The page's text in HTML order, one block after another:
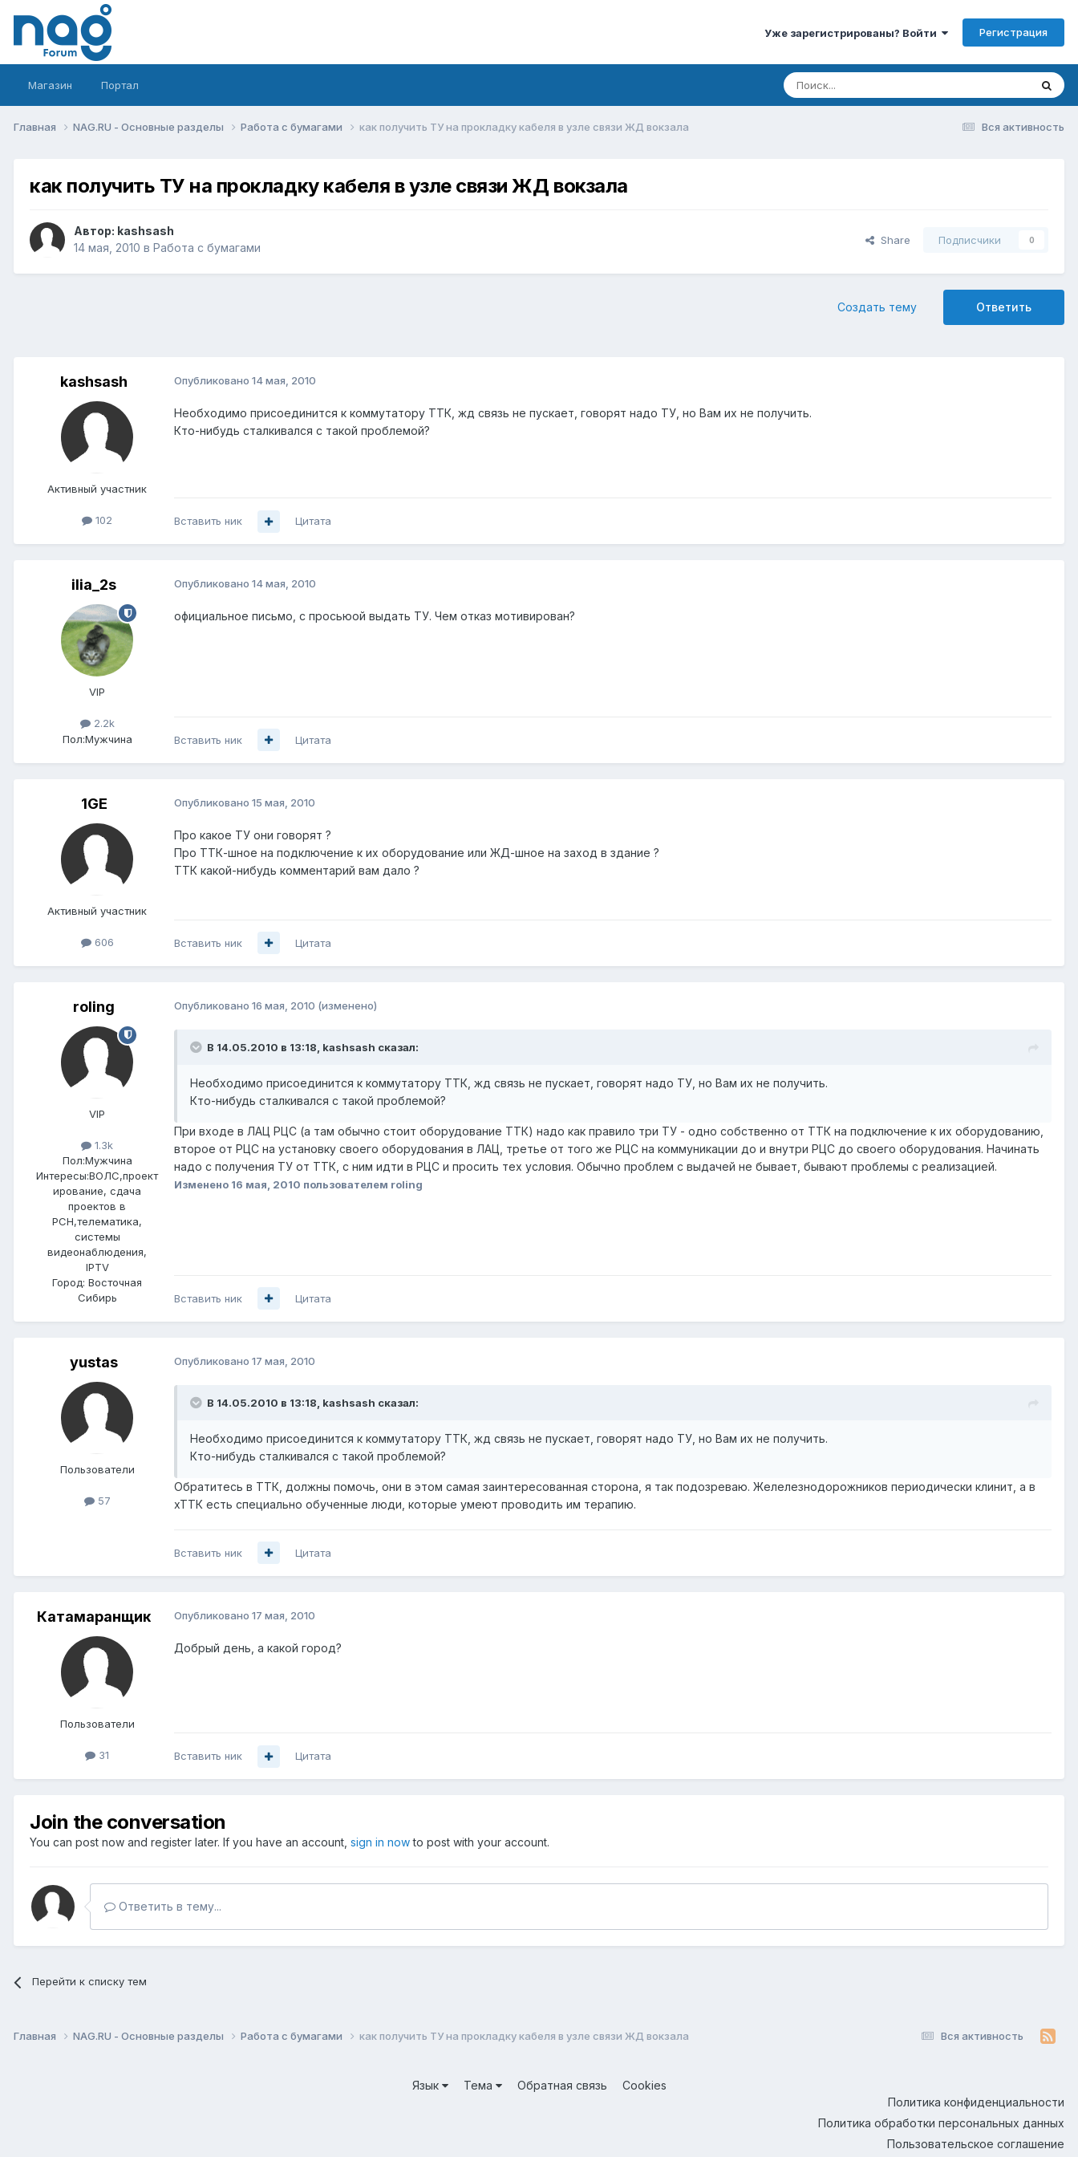
Уже зарегистрированы? Войти Регистрация
Магазин Портал
Вся активность
Главная NAG.RU - Основные разделы Работа с бумагами как получить ТУ на прокладку кабеля в узле связи ЖД вокзала
как получить ТУ на прокладку кабеля в узле связи ЖД вокзала
Автор: kashsash
14 мая, 2010 в Работа с бумагами
Share Подписчики 0
Ответить
Создать тему
kashsash
Активный участник
102
Опубликовано 14 мая, 2010
Необходимо присоединится к коммутатору ТТК, жд связь не пускает, говорят надо ТУ, но Вам их не получить.
Кто-нибудь сталкивался с такой проблемой?
Вставить ник Цитата
ilia_2s
VIP
2.2k
Пол:Мужчина
Опубликовано 14 мая, 2010
официальное письмо, с просьюой выдать ТУ. Чем отказ мотивирован?
Вставить ник Цитата
1GE
Активный участник
606
Опубликовано 15 мая, 2010
Про какое ТУ они говорят ?
Про ТТК-шное на подключение к их оборудование или ЖД-шное на заход в здание ?
ТТК какой-нибудь комментарий вам дало ?
Вставить ник Цитата
roling
VIP
1.3k
Пол:Мужчина
Интересы:ВОЛС,проект
ирование, сдача
проектов в
РСН,телематика,
системы
видеонаблюдения,
IPTV
Город: Восточная
Сибирь
Опубликовано 16 мая, 2010 (изменено)
В 14.05.2010 в 13:18, kashsash сказал:
Необходимо присоединится к коммутатору ТТК, жд связь не пускает, говорят надо ТУ, но Вам их не получить.
Кто-нибудь сталкивался с такой проблемой?
При входе в ЛАЦ РЦС (а там обычно стоит оборудование ТТК) надо как правило три ТУ - одно собственно от ТТК на подключение к их оборудованию,
второе от РЦС на установку своего оборудования в ЛАЦ, третье от того же РЦС на коммуникации до и внутри РЦС до своего оборудования. Начинать
надо с получения ТУ от ТТК, с ним идти в РЦС и просить тех условия. Обычно проблем с выдачей не бывает, бывают проблемы с реализацией.
Изменено 16 мая, 2010 пользователем roling
Вставить ник Цитата
yustas
Пользователи
57
Опубликовано 17 мая, 2010
В 14.05.2010 в 13:18, kashsash сказал:
Необходимо присоединится к коммутатору ТТК, жд связь не пускает, говорят надо ТУ, но Вам их не получить.
Кто-нибудь сталкивался с такой проблемой?
Обратитесь в ТТК, должны помочь, они в этом самая заинтересованная сторона, я так подозреваю. Желелезнодорожников периодически клинит, а в
хТТК есть специально обученные люди, которые умеют проводить им терапию.
Вставить ник Цитата
Катамаранщик
Пользователи
31
Опубликовано 17 мая, 2010
Добрый день, а какой город?
Вставить ник Цитата
Join the conversation
You can post now and register later. If you have an account, sign in nowto post with your account.
Ответить в тему...
Перейти к списку тем
Вся активность
Главная NAG.RU - Основные разделы Работа с бумагами как получить ТУ на прокладку кабеля в узле связи ЖД вокзала
Язык Тема Обратная связь
Cookies
Политика конфиденциальности
Политика обработки персональных данных
Пользовательское соглашение